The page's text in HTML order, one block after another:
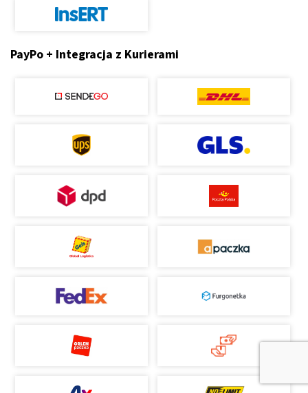
PayPo + Integracja z Kurierami